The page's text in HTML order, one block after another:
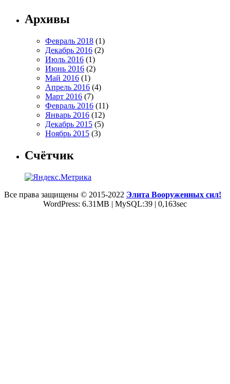
Архивы
Февраль 2018 (1)
Декабрь 2016 (2)
Июль 2016 (1)
Июнь 2016 (2)
Май 2016 (1)
Апрель 2016 (4)
Март 2016 (7)
Февраль 2016 (11)
Январь 2016 (12)
Декабрь 2015 (5)
Ноябрь 2015 (3)
Счётчик
Все права защищены © 2015-2022 Элита Вооруженных сил!
WordPress: 6.31MB | MySQL:39 | 0,163sec